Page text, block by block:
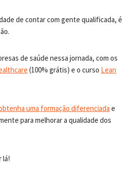
de contar com gente qualificada, é
de saúde nessa jornada, com os
(100% grátis) e o curso Lean
uma formação diferenciada e
para melhorar a qualidade dos
lá!